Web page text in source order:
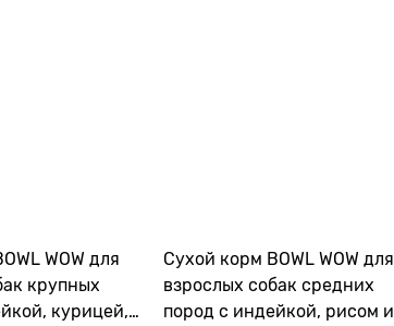
WOW для
крупных
курицей,
Сухой корм BOWL WOW для
взрослых собак средних
пород с индейкой, рисом и